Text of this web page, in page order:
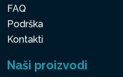
FAQ
Podrška
Kontakti
Naši proizvodi